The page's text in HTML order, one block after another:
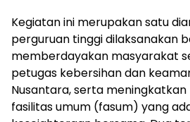
Kegiatan ini merupakan satu
perguruan tinggi dilaksanakan
memberdayakan masyarakat
petugas kebersihan dan
Nusantara, serta
fasilitas umum (fasum) yang